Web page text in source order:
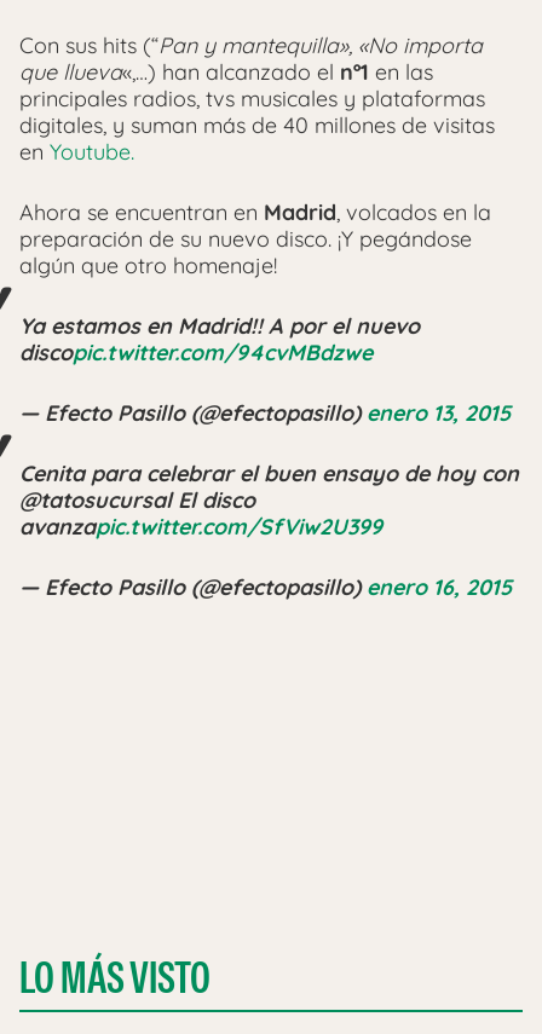
Con sus hits (“Pan y mantequilla», «No importa
que llueva«,…) han alcanzado el nº1 en las
principales radios, tvs musicales y plataformas
digitales, y suman más de 40 millones de visitas
en Youtube.
Ahora se encuentran en Madrid, volcados en la
preparación de su nuevo disco. ¡Y pegándose
algún que otro homenaje!
Ya estamos en Madrid!! A por el nuevo
discopic.twitter.com/94cvMBdzwe
— Efecto Pasillo (@efectopasillo)enero 13, 2015
Cenita para celebrar el buen ensayo de hoy con
@tatosucursal El disco
avanzapic.twitter.com/SfViw2U399
— Efecto Pasillo (@efectopasillo)enero 16, 2015
LO MÁS VISTO